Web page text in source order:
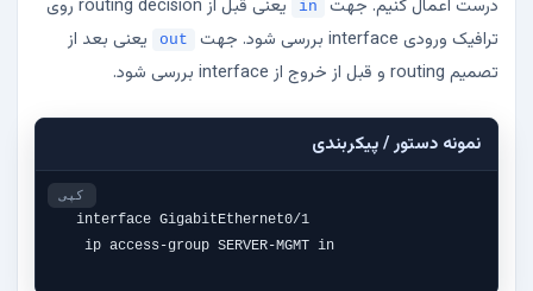
درست اعمال کنیم. جهت in
یعنی قبل از routing decision روی
ترافیک ورودی interface بررسی شود. جهت
out
یعنی بعد از
تصمیم routing و قبل از خروج از interface بررسی شود.
نمونه دستور / پیکربندی
interface GigabitEthernet0/1
ip access-group SERVER-MGMT in
کپی